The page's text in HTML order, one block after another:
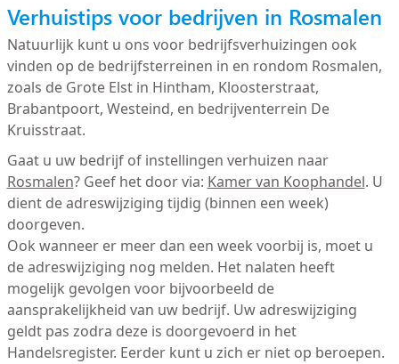
Verhuistips voor bedrijven in Rosmalen
Natuurlijk kunt u ons voor bedrijfsverhuizingen ook
vinden op de bedrijfsterreinen in en rondom Rosmalen,
zoals de Grote Elst in Hintham, Kloosterstraat,
Brabantpoort, Westeind, en bedrijventerrein De
Kruisstraat.
Gaat u uw bedrijf of instellingen verhuizen naar
Rosmalen? Geef het door via: Kamer van Koophandel. U
dient de adreswijziging tijdig (binnen een week)
doorgeven.
Ook wanneer er meer dan een week voorbij is, moet u
de adreswijziging nog melden. Het nalaten heeft
mogelijk gevolgen voor bijvoorbeeld de
aansprakelijkheid van uw bedrijf. Uw adreswijziging
geldt pas zodra deze is doorgevoerd in het
Handelsregister. Eerder kunt u zich er niet op beroepen.